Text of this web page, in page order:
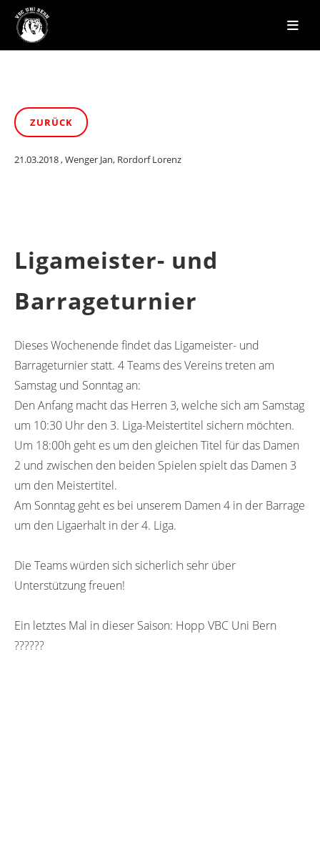
ZURÜCK
21.03.2018, Wenger Jan, Rordorf Lorenz
Ligameister- und
Barrageturnier
Dieses Wochenende findet das Ligameister- und
Barrageturnier statt. 4 Teams des Vereins treten am
Samstag und Sonntag an:
Den Anfang macht das Herren 3, welche sich am Samstag
um 10:30 Uhr den 3. Liga-Meistertitel sichern möchten.
Um 18:00h geht es um den gleichen Titel für das Damen
2 und zwischen den beiden Spielen spielt das Damen 3
um den Meistertitel.
Am Sonntag geht es bei unserem Damen 4 in der Barrage
um den Ligaerhalt in der 4. Liga.
Die Teams würden sich sicherlich sehr über
Unterstützung freuen!
Ein letztes Mal in dieser Saison: Hopp VBC Uni Bern
??????